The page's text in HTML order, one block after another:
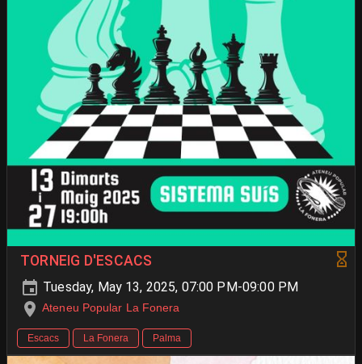
TORNEIG D'ESCACS
Tuesday, May 13, 2025, 07:00 PM-09:00 PM
Ateneu Popular La Fonera
Escacs La Fonera Palma